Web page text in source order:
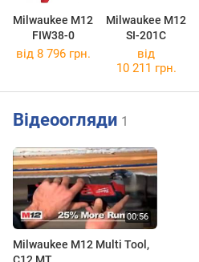
Milwaukee M12
FIW38-0
Milwaukee M12
SI-201C
від 8 796 грн.
від
10 211 грн.
Відеоогляди 1
Milwaukee M12 Multi Tool,